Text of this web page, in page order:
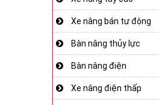
Xe nâng bán tự động
Bàn nâng thủy lực
Bàn nâng điện
Xe nâng điện thấp